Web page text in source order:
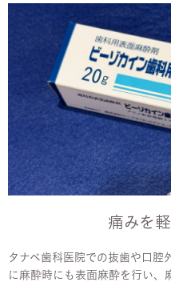
痛みを
タナベ歯科医院での抜歯や口腔
に麻酔時にも表面麻酔を行い、